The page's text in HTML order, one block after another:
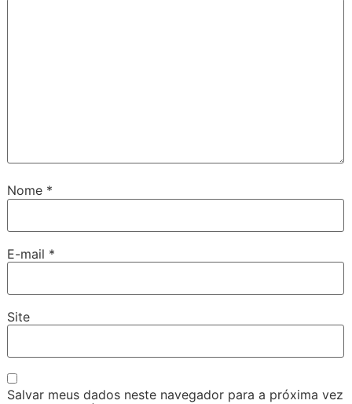
Nome *
E-mail *
Site
Salvar meus dados neste navegador para a próxima vez